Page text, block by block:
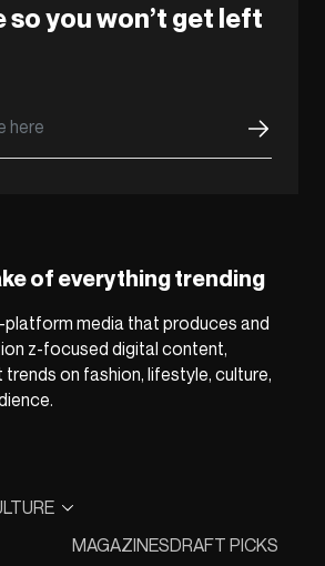
so you won’t get left
of everything trending
platform media that produces and
z-focused digital content,
on fashion, lifestyle, culture,
MAGAZINESDRAFT PICKS